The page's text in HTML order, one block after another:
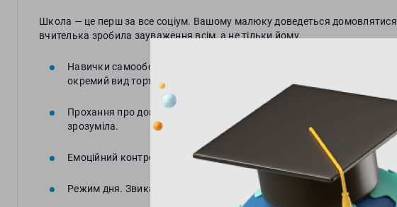
Школа — це перш за все соціум. Вашому малюку доведеться домовлятися
вчителька зробила зауваження всім, а не тільки йому.
Навички самообслуговування. Вміння швидко перевдягнутися на
окремий вид тортур).
Прохання про допомогу. Дитина не має боятися підняти руку і
зрозуміла.
Емоційний контроль. Розуміння, що програвати в іграх — це
Режим дня. Звикання до ранніх підйомів краще починати вже зараз,